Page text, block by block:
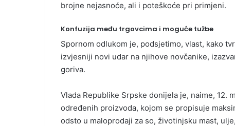
brojne nejasnoće, ali i poteškoće pri primjeni.
Konfuzija među trgovcima i moguće tužbe
Spornom odlukom je, podsjetimo, vlast, kako
izvjesniji novi udar na njihove novčanike,
goriva.
Vlada Republike Srpske donijela je, naime, 12.
određenih proizvoda, kojom se propisuje
odsto u maloprodaji za so, životinjsku mast,